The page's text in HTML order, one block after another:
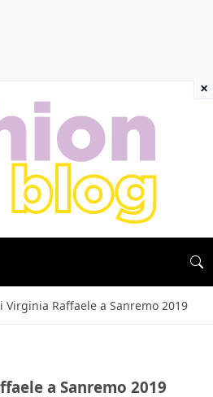
Virginia Raffaele a Sanremo 2019
a Sanremo 2019
×